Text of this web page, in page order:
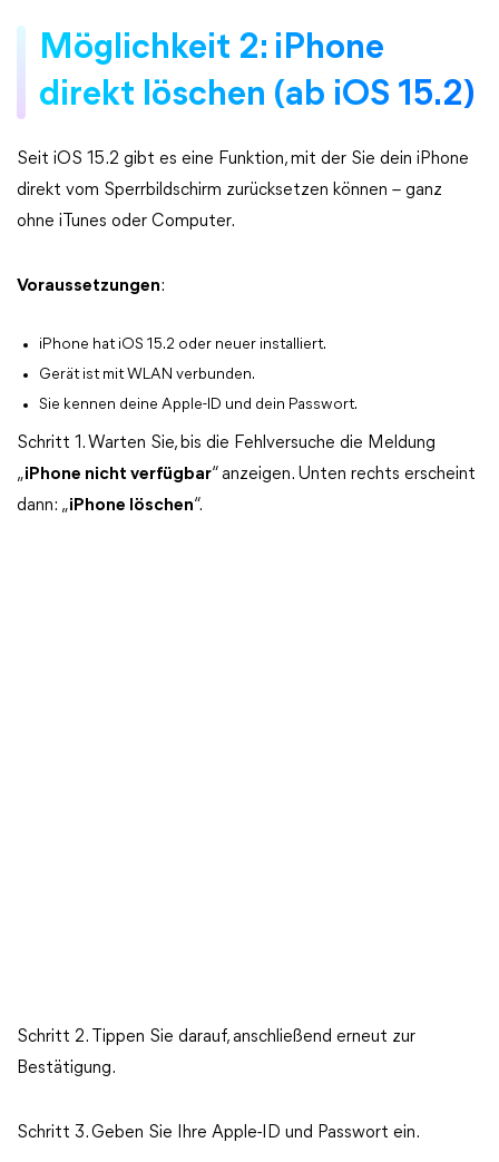
Möglichkeit 2: iPhone
direkt löschen (ab iOS 15.2)
Seit iOS 15.2 gibt es eine Funktion, mit der Sie dein iPhone
direkt vom Sperrbildschirm zurücksetzen können – ganz
ohne iTunes oder Computer.
Voraussetzungen:
iPhone hat iOS 15.2 oder neuer installiert.
Gerät ist mit WLAN verbunden.
Sie kennen deine Apple-ID und dein Passwort.
Schritt 1. Warten Sie, bis die Fehlversuche die Meldung
„iPhone nicht verfügbar“ anzeigen. Unten rechts erscheint
dann: „iPhone löschen“.
Schritt 2. Tippen Sie darauf, anschließend erneut zur
Bestätigung.
Schritt 3. Geben Sie Ihre Apple-ID und Passwort ein.